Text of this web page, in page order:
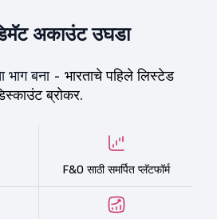
अकाउंट उघडा
भाग बना - भारताचे पहिले लिस्टेड
ब्रोकर.
F&O साठी समर्पित प्लॅटफॉर्म